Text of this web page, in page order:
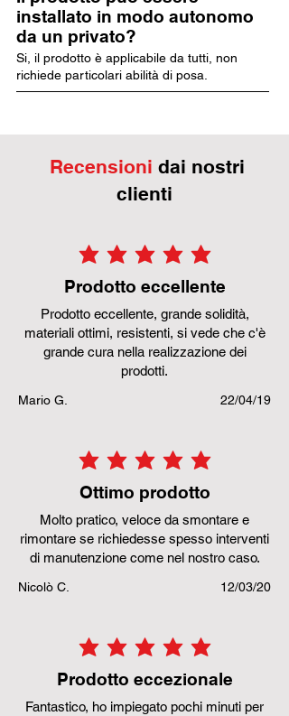
installato in modo autonomo
da un privato?
Si, il prodotto è applicabile da tutti, non
richiede particolari abilità di posa.
Recensioni dai nostri
clienti
la valutazione media è 5 su
Prodotto eccellente
Prodotto eccellente, grande solidità,
materiali ottimi, resistenti, si vede che c'è
grande cura nella realizzazione dei
prodotti.
Mario G. 22/04/19
la valutazione media è 5 su
Ottimo prodotto
Molto pratico, veloce da smontare e
rimontare se richiedesse spesso interventi
di manutenzione come nel nostro caso.
Nicolò C. 12/03/20
la valutazione media è 5 su
Prodotto eccezionale
Fantastico, ho impiegato pochi minuti per